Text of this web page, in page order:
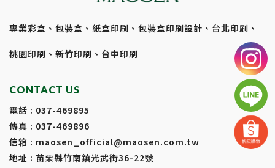
專業彩盒、包裝盒、紙盒印刷、包裝盒印刷設計、台北印刷、
桃園印刷、新竹印刷、台中印刷
CONTACT US
電話 : 037-469895
傳真 : 037-469896
信箱 : maosen_official@maosen.com.tw
地址 : 苗栗縣竹南鎮光武街36-22號